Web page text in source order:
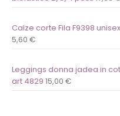
Calze corte Fila F9398
5,60 €
Leggings donna jadea in
art 4829 15,00 €